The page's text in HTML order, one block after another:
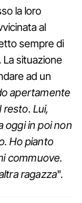
la loro
al
sempre di
La situazione
ad un
apertamente
Lui,
oggi in poi non
Ho pianto
commuove.
ragazza".